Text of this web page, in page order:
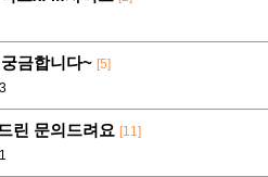
금합니다~ [5]
린 문의드려요 [11]